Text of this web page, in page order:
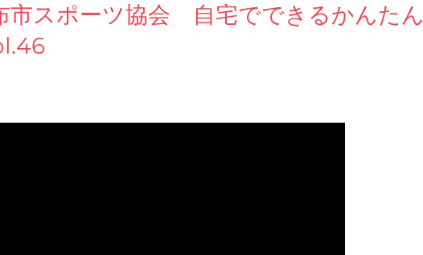
市スポーツ協会 自宅でできるかんたん